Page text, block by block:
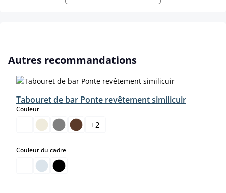
Ignorer la galerie de produits
Autres recommandations
Tabouret de bar Ponte revêtement similicuir
Couleurselect
+2
Couleur du cadreselect